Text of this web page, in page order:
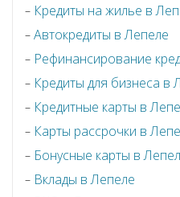
Кредиты на жилье в
Автокредиты в Лепеле
Рефинансирование
Кредиты для бизнеса в
Кредитные карты в
Карты рассрочки в
Бонусные карты в
Вклады в Лепеле